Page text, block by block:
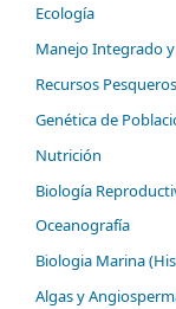
Ecología
Manejo Integrado
Recursos Pesqueros
Genética de
Nutrición
Biología
Oceanografía
Biologia Marina
Algas y